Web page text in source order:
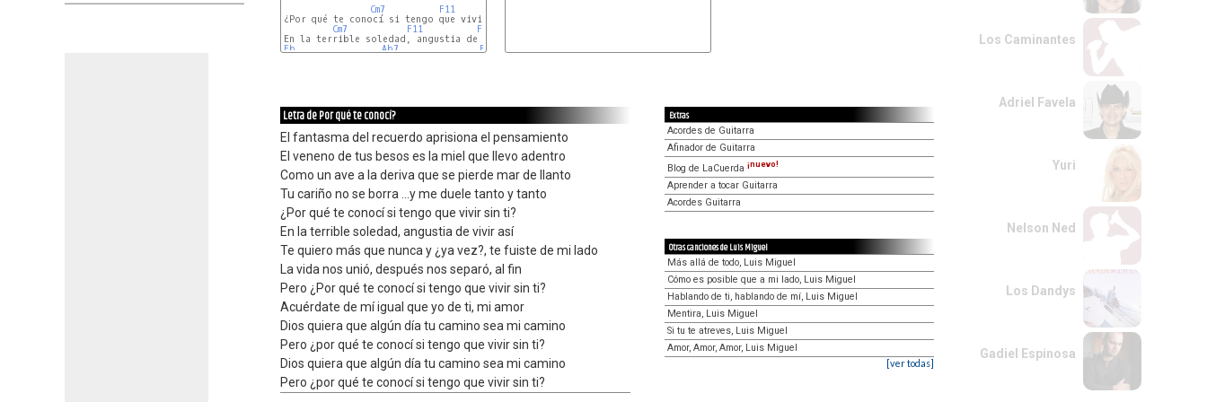
Cm7 F11
¿Por qué te conocí si tengo que vivir     sin ti?
Cm7
F11 F7
Eb
Ab7 Bb
Letra de Por qué te conocí?
El fantasma del recuerdo aprisiona el pensamiento
El veneno de tus besos es la miel que llevo adentro
Como un ave a la deriva que se pierde mar de llanto
Tu cariño no se borra ...y me duele tanto y tanto
¿Por qué te conocí si tengo que vivir sin ti?
En la terrible soledad, angustia de vivir así
Te quiero más que nunca y ¿ya vez?, te fuiste de mi lado
La vida nos unió, después nos separó, al fin
Pero ¿Por qué te conocí si tengo que vivir sin ti?
Acuérdate de mí igual que yo de ti, mi amor
Dios quiera que algún día tu camino sea mi camino
Pero ¿por qué te conocí si tengo que vivir sin ti?
Dios quiera que algún día tu camino sea mi camino
Pero ¿por qué te conocí si tengo que vivir sin ti?
Extras
Acordes de Guitarra
Afinador de Guitarra
Blog de LaCuerda ¡nuevo!
Aprender a tocar Guitarra
Acordes Guitarra
Otras canciones de Luis Miguel
Más allá de todo, Luis Miguel
Cómo es posible que a mi lado, Luis Miguel
Hablando de ti, hablando de mí, Luis Miguel
Mentira, Luis Miguel
Si tu te atreves, Luis Miguel
Amor, Amor, Amor, Luis Miguel
[ver todas]
Los Caminantes
Adriel Favela
Yuri
Nelson Ned
Los Dandys
Gadiel Espinosa